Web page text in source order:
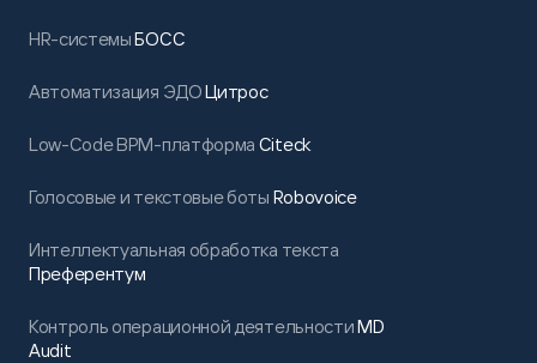
HR-системыБОСС
Автоматизация ЭДОЦитрос
Low-Code BPM-платформа Citeck
Голосовые и текстовые боты Robovoice
Интеллектуальная обработка текста
Преферентум
Контроль операционной деятельностиMD
Audit